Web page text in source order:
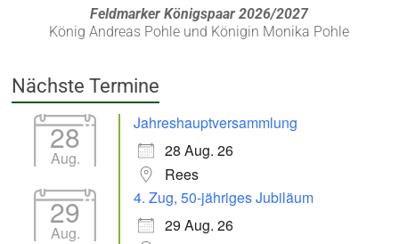
Feldmarker Königspaar 2026/2027
König Andreas Pohle und Königin Monika Pohle
Nächste Termine
28
Aug.
Jahreshauptversammlung
28 Aug. 26
Rees
29
Aug.
4. Zug, 50-jähriges Jubiläum
29 Aug. 26